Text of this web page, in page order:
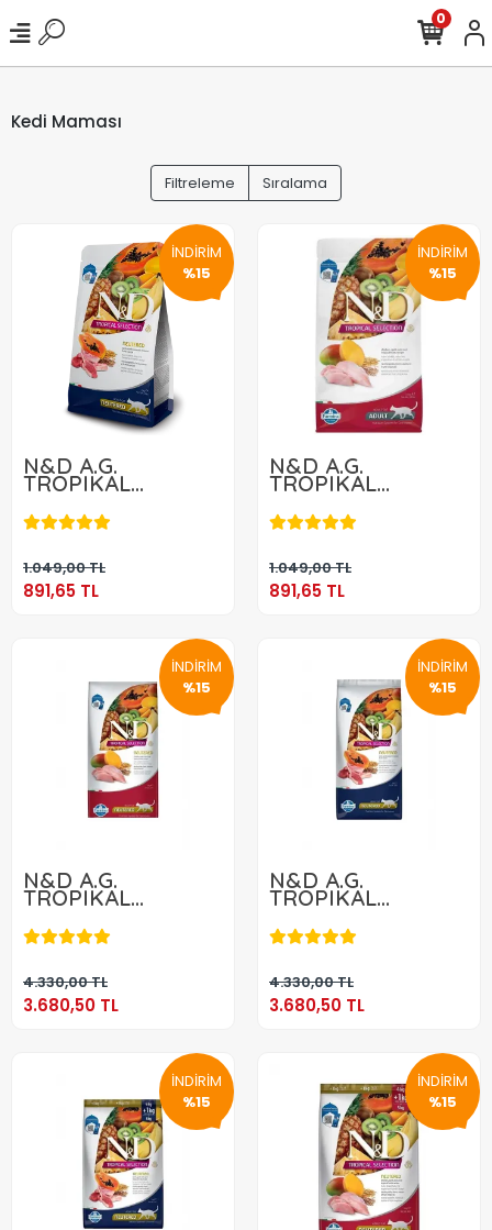
0
Kedi Maması
Filtreleme Sıralama
İNDİRİM
%15
N&D A.G.
TROPIKAL
NEUTERED LAMB
1,5 KG
1.049,00 TL
891,65 TL
891,65 TL
İNDİRİM
%15
N&D A.G.
TROPIKAL
NEUTERED
CHICKEN 1,5 KG
1.049,00 TL
891,65 TL
891,65 TL
İNDİRİM
%15
N&D A.G.
TROPIKAL
NEUTERED
CHICKEN 10KG
4.330,00 TL
3.680,50 TL
3.680,50 TL
İNDİRİM
%15
N&D A.G.
TROPIKAL
NEUTERED LAMB
10KG
4.330,00 TL
3.680,50 TL
3.680,50 TL
İNDİRİM
%15
İNDİRİM
%15